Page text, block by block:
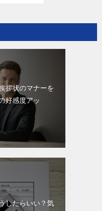
拶状のマナーを
好感度アッ
したらいい？気